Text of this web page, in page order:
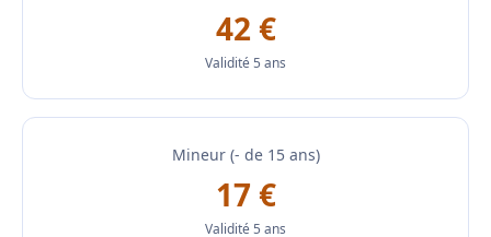
42 €
Validité 5 ans
Mineur (- de 15 ans)
17 €
Validité 5 ans